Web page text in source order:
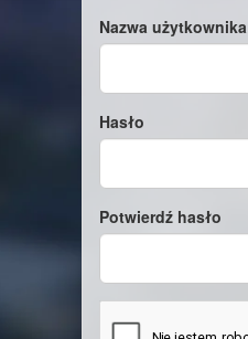
Nazwa użytkownika
Hasło
Potwierdź hasło